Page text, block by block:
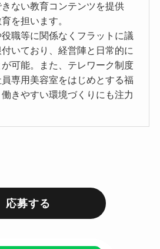
ない教育コンテンツを提供
を担います。
役職等に関係なくフラットに議
いており、経営陣と日常的に
可能。また、テレワーク制度
専用美容室をはじめとする福
きやすい環境づくりにも注力
応募する